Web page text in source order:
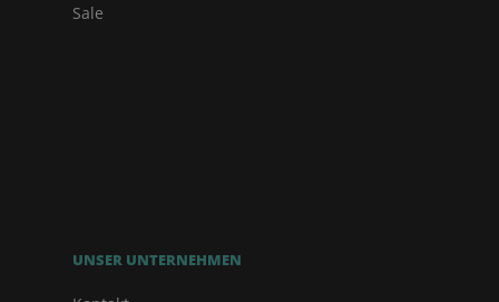
Sale
UNSER UNTERNEHMEN